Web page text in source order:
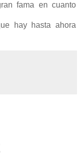
fama en cuanto
hay hasta ahora